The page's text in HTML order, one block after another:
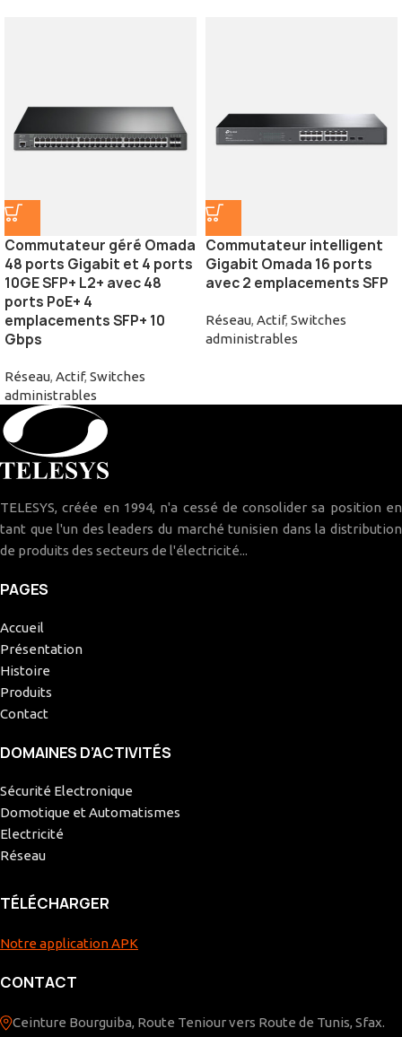
Commutateur géré Omada
48 ports Gigabit et 4 ports
10GE SFP+ L2+ avec 48
ports PoE+ 4
emplacements SFP+ 10
Gbps
Réseau, Actif, Switches
administrables
Commutateur intelligent
Gigabit Omada 16 ports
avec 2 emplacements SFP
Réseau, Actif, Switches
administrables
TELESYS, créée en 1994, n'a cessé de consolider sa position en
tant que l'un des leaders du marché tunisien dans la distribution
de produits des secteurs de l'électricité...
PAGES
Accueil
Présentation
Histoire
Produits
Contact
DOMAINES D’ACTIVITÉS
Sécurité Electronique
Domotique et Automatismes
Electricité
Réseau
TÉLÉCHARGER
Notre application APK
CONTACT
Ceinture Bourguiba, Route Teniour vers Route de Tunis, Sfax.